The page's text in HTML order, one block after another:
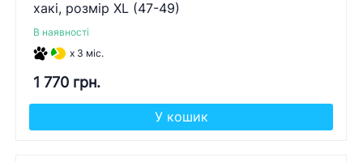
хакі, розмір XL (47-49)
В наявності
x 3 міс.
1 770 грн.
У кошик